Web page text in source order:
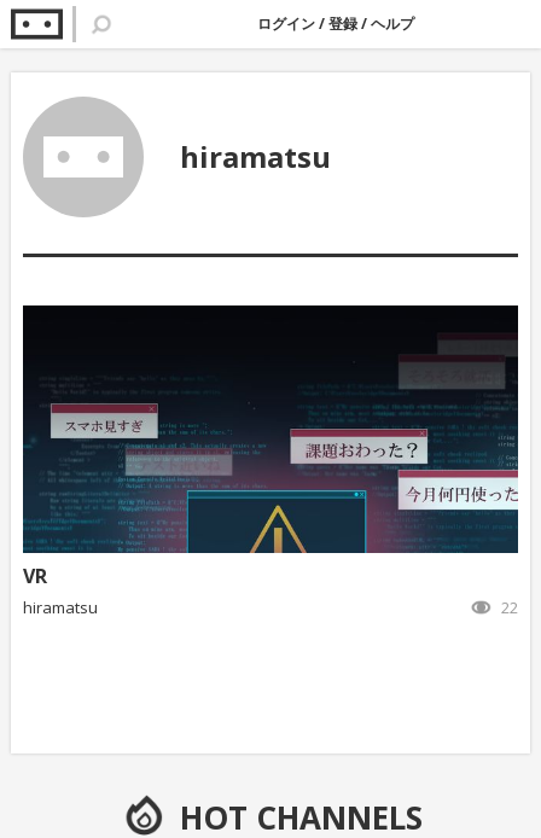
ログイン/登録/ヘルプ
hiramatsu
VR
hiramatsu 22
HOT CHANNELS